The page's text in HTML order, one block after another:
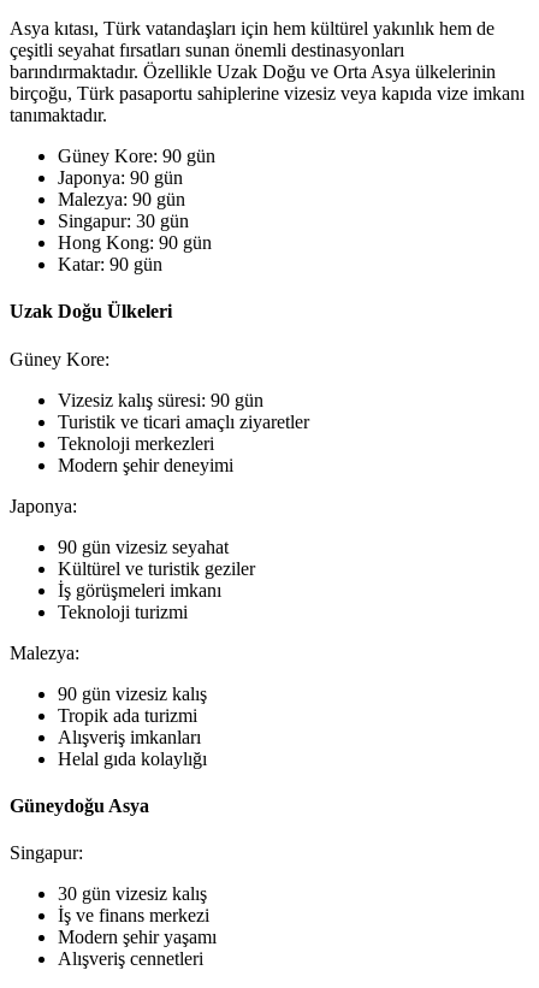
Asya kıtası, Türk vatandaşları için hem kültürel yakınlık hem de
çeşitli seyahat fırsatları sunan önemli destinasyonları
barındırmaktadır. Özellikle Uzak Doğu ve Orta Asya ülkelerinin
birçoğu, Türk pasaportu sahiplerine vizesiz veya kapıda vize imkanı
tanımaktadır.
Güney Kore: 90 gün
Japonya: 90 gün
Malezya: 90 gün
Singapur: 30 gün
Hong Kong: 90 gün
Katar: 90 gün
Uzak Doğu Ülkeleri
Güney Kore:
Vizesiz kalış süresi: 90 gün
Turistik ve ticari amaçlı ziyaretler
Teknoloji merkezleri
Modern şehir deneyimi
Japonya:
90 gün vizesiz seyahat
Kültürel ve turistik geziler
İş görüşmeleri imkanı
Teknoloji turizmi
Malezya:
90 gün vizesiz kalış
Tropik ada turizmi
Alışveriş imkanları
Helal gıda kolaylığı
Güneydoğu Asya
Singapur:
30 gün vizesiz kalış
İş ve finans merkezi
Modern şehir yaşamı
Alışveriş cennetleri